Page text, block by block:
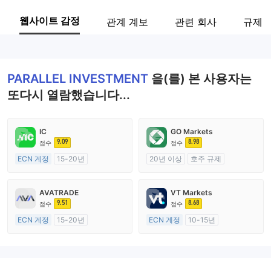
회사 전체 이름
웹사이트 감정 관계 계보 관련 회사 규제
PARALLEL INVESTMENT 을(를) 본 사용자는
또다시 열람했습니다...
IC
점수 9.09
ECN 계정
15-20년
마스터 레이블 MT4
GO Markets
점수 8.98
20년 이상
호주 규제
cTrader
AVATRADE
점수 9.51
ECN 계정
15-20년
VT Markets
점수 8.68
ECN 계정
10-15년